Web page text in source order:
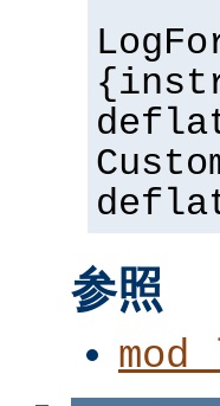
参照